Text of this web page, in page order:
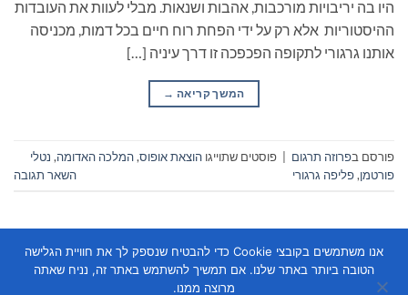
היו בה יריבויות מורכבות, אהבות ושנאות. מבלי לעוות את העובדות
ההיסטוריות אלא רק על ידי הפחת רוח חיים בכל דמות, מכניסה
אותנו גרגורי לתקופה הפכפכה זו דרך עיניה […]
המשך קריאה →
פורסם בפרוזה תרגום פוסטים שתוייגו הוצאת אופוס,המלכה האדומה, נטלי
פורטמן,פליפה גרגורי השאר תגובה
אנו משתמשים בקובצי Cookie כדי להבטיח שנספק לך את חוויית הגלישה
הטובה ביותר באתר שלנו. אם תמשיך להשתמש באתר זה, נניח שאתה
מרוצה ממנו.